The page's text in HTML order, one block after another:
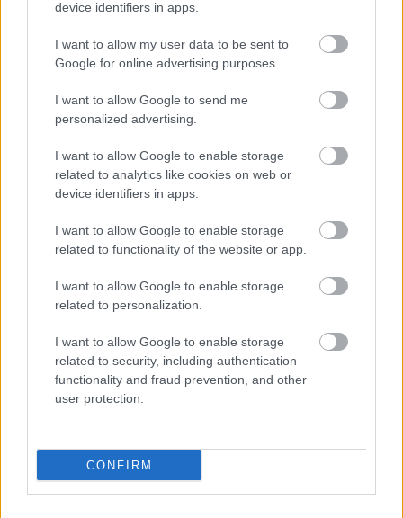
device identifiers in apps.
I want to allow my user data to be sent to
Google for online advertising purposes.
I want to allow Google to send me
personalized advertising.
I want to allow Google to enable storage
related to analytics like cookies on web or
device identifiers in apps.
I want to allow Google to enable storage
related to functionality of the website or app.
I want to allow Google to enable storage
related to personalization.
I want to allow Google to enable storage
related to security, including authentication
functionality and fraud prevention, and other
user protection.
CONFIRM
Patīk
2020. gada 11. decembris
Tautas ievēlētajai Saeimai jāpārņem VARA
savās rokās. Nevis jābūt par oligarhu un
miljonāru krančiem. Un pirmais, ir jāreformē
Tieslietu sistēma, kas ir miljonāru pakalpiņi un
aizstāvji. Skolu sistēma nav šodienas nelaime.
Tā ir Latvijā pastāvošās sistēmas - Visa nauda
īsprātīšiem liekas - komjauniete Šuplinska
vainīga. Lai gan lielākā daļa bļāvēju paši bija gan
komjaunieši, gan komunisti. Paprasiet Papulei?
Kas bija viņa kad gāja vidusskolā! Un pēc tam!
Tagad viņi izglītības sistēmas lielākā kritizētāja.
Bet, cik gadu viņa nostrādāja IM! Sačakarētā
Patīk